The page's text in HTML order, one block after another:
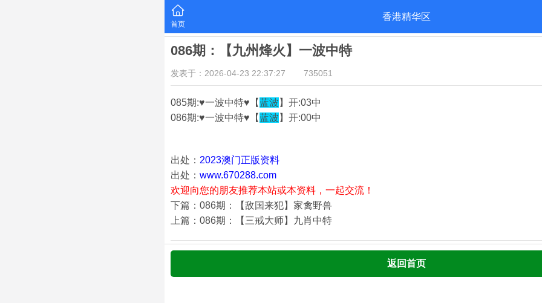
首页
香港精华区
086期：【九州烽火】一波中特
发表于：2026-04-23 22:37:27 735051
085期:♥一波中特♥【蓝波 】开:03中
086期:♥一波中特♥【蓝波 】开:00中
出处： 2023澳门正版资料
出处： www.670288.com
欢迎向您的朋友推荐本站或本资料，一起交流！
下篇：086期：【敌国来犯】家禽野兽
上篇：086期：【三戒大师】九肖中特
返回首页